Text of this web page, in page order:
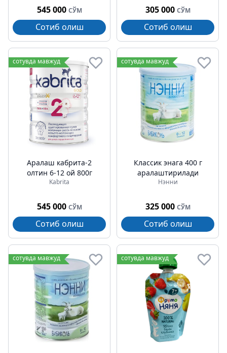
545 000 СЎМ
Сотиб олиш
305 000 СЎМ
Сотиб олиш
сотувда мавжуд
Аралаш кабрита-2
олтин 6-12 ой 800г
Kabrita
545 000 СЎМ
Сотиб олиш
сотувда мавжуд
Классик энага 400 г
аралаштирилади
Нэнни
325 000 СЎМ
Сотиб олиш
сотувда мавжуд сотувда мавжуд